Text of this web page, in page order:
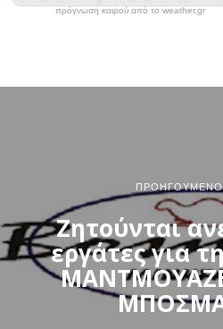
πρόγνωση καιρού από το weather.gr
Ζητούνται
εργάτες για